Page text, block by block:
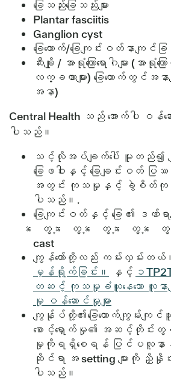
ခြေသည်းခြေသည်းများ
Plantar fasciitis
Ganglion cyst
ခြေထောက်/ခြေကျင်းဝတ်နာကျင်ခြ
ဆီးချို / အာရုံကြောရောဂါများ (အာရုံ
လက္ခဏာများ) ခြေထောက်တွင်အနာမ
အနာ)
Central Health သည် အောက်ပါ ဝန်ဆေ
ပါသည်။
သင့်လိုအပ်ချက်ပေါ် မူတည်
ခြေဖဝါးနှင့် ခြေချင်းဝတ် ပြဿ
အတွင်း ကုသမှုနှင့် ခွဲစိတ်ကုသမှု
ပါသည်။.
ခြေကျင်းဝတ်နှင့် ခြေ ၏ ဒဏ်
း ေ တွ ့ း ေ တွ ့ း ေ တွ ့ း ေ တွ ့ း ေ
cast
ကျွန်တော်တို့လည်း ကမ်းလှမ်းတယ်
မှန်ရိုက်ခြင်း။
နှင့် ၁
တဆင့် ကုသမှုခံယူနေသော လူနာ
မှု ဝန်ဆောင်မှုများ
ကျွန်ုပ်တို့၏ခြေထောက်ကျွမ်းက
စောင့်ရှောက်မှု၏ အဆင့်တိုင်း
မှုကိုရရှိစေရန် ပြင်ပလူ
ဆိုင်ရာ အ setting များကို ညှိနှိုင်
ပါသည်။